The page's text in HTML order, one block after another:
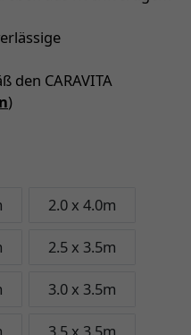
den CARAVITA
)
2.0 x 4.0m
2.5 x 3.5m
3.0 x 3.5m